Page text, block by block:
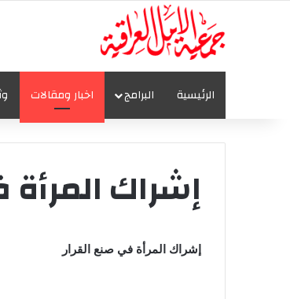
الرئيسية البرامج اخبار ومقالات
إشراك
إشراك المرأة في صنع القرار